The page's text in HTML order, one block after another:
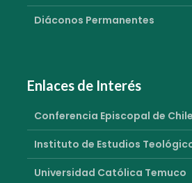
Diáconos Permanentes
Enlaces de Interés
Conferencia Episcopal de Chile
Instituto de Estudios
Universidad Católica Temuco